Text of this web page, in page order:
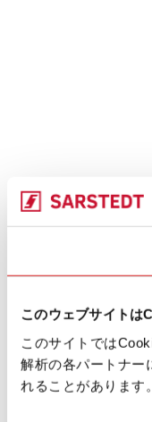
このウェブサイトは
このサイトでは
解析の各パートナー
れることがあります。